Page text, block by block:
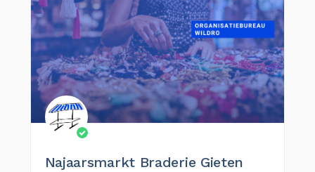
Najaarsmarkt Braderie Gieten